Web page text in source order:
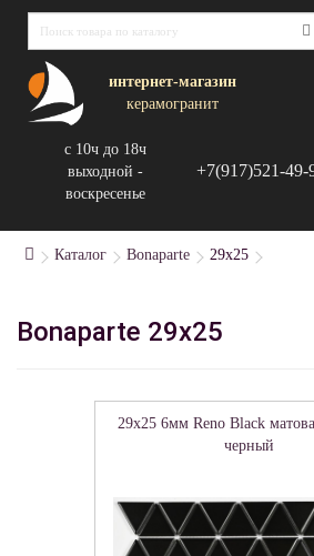
интернет-магазин
керамогранит
с 10ч до 18ч
выходной -
воскресенье
+7(917)521-49-
Каталог Bonaparte 29x25
Bonaparte 29x25
29x25 6мм Reno Black
черный